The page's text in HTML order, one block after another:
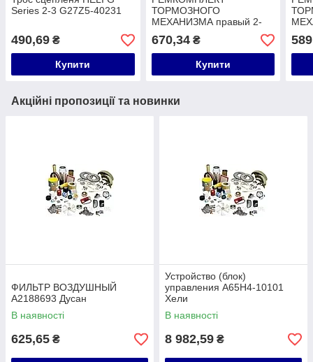
Series 2-3 G27Z5-40231
490,69 ₴
Купити
ТОРМОЗНОГО
МЕХАНИЗМА правый 2-
2,5 A-BB03-005B-0543A
670,34₴
Купити
A-
Акційні пропозиції та новинки
ФИЛЬТР ВОЗДУШНЫЙ
A2188693 Дусан
В наявності
625,65 ₴
Устройство (блок)
управления A65H4-10101
Хели
В наявності
8 982,59 ₴